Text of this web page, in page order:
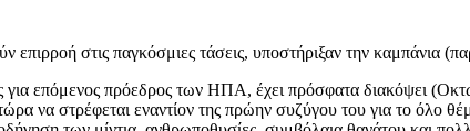
στις παγκόσμιες τάσεις, υποστήριξαν την καμπάνια
επόμενος πρόεδρος των ΗΠΑ, έχει πρόσφατα διακόψει
να στρέφεται εναντίον της πρώην συζύγου του για το όλο